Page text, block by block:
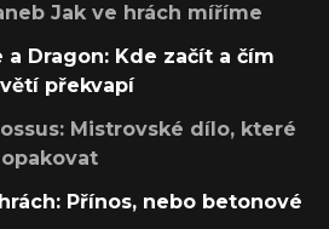
Jak ve hrách míříme
a Dragon: Kde začít a čím
překvapí
Mistrovské dílo, které
Přínos, nebo betonové